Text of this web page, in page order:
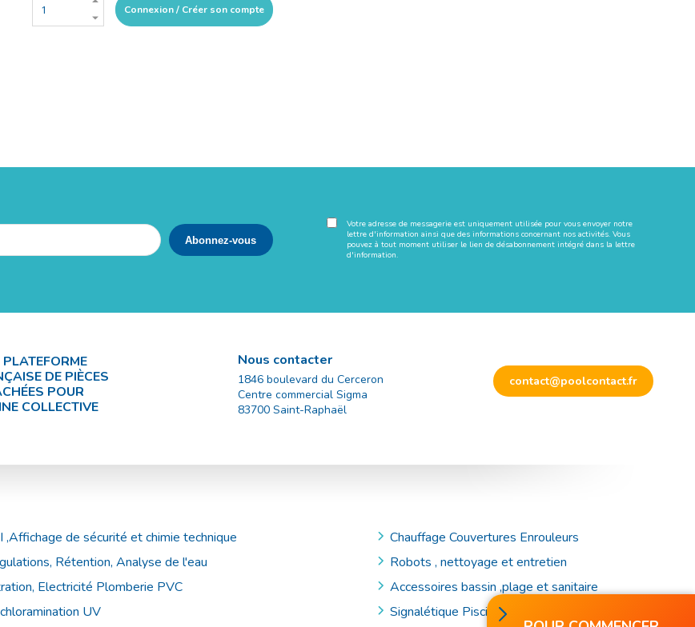
Connexion / Créer son compte
Votre adresse de messagerie est uniquement utilisée pour vous envoyer notre
lettre d'information ainsi que des informations concernant nos activités. Vous
pouvez à tout moment utiliser le lien de désabonnement intégré dans la lettre
d'information.
PLATEFORME
DE PIÈCES
POUR
COLLECTIVE
Nous contacter
1846 boulevard du Cerceron
Centre commercial Sigma
83700 Saint-Raphaël
contact@poolcontact.fr
,Affichage de sécurité et chimie technique
Rétention, Analyse de l'eau
Electricité Plomberie PVC
UV
Chauffage Couvertures Enrouleurs
Robots , nettoyage et entretien
Accessoires bassin ,plage et sanitaire
Signalétique Piscine et Accessoires de Secours